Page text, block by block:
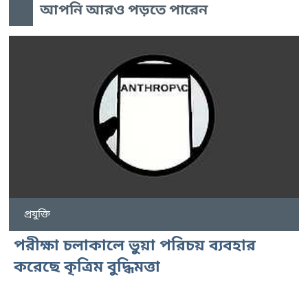
আপনি আরও পড়তে পারেন
প্রযুক্তি
পরীক্ষা চলাকালে ভুয়া পরিচয় ব্যবহার
করেছে কৃত্রিম বুদ্ধিমত্তা